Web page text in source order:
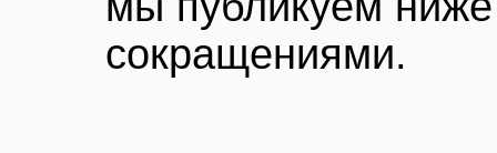
сокращениями.